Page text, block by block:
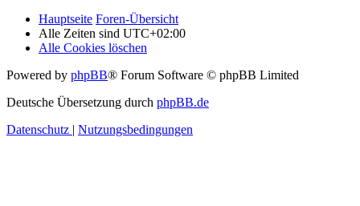
Hauptseite Foren-Übersicht
Alle Zeiten sind UTC+02:00
Alle Cookies löschen
Powered by phpBB® Forum Software © phpBB Limited
Deutsche Übersetzung durch phpBB.de
Datenschutz
Nutzungsbedingungen